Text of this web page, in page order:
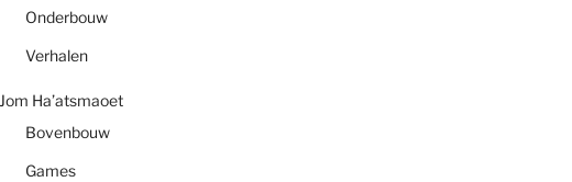
Onderbouw
Verhalen
Jom Ha’atsmaoet
Bovenbouw
Games